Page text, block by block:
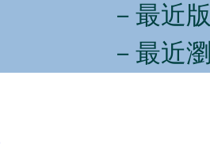
－最近
－最近